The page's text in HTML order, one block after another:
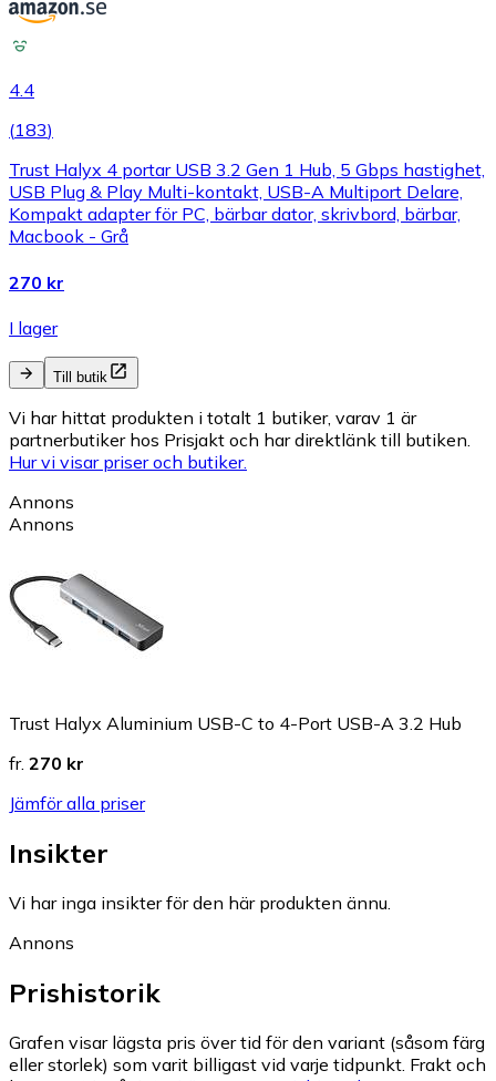
4.4
(183)
Trust Halyx 4 portar USB 3.2 Gen 1 Hub, 5 Gbps hastighet,
USB Plug & Play Multi-kontakt, USB-A Multiport Delare,
Kompakt adapter för PC, bärbar dator, skrivbord, bärbar,
Macbook - Grå
270 kr
I lager
Till butik
Vi har hittat produkten i totalt 1 butiker, varav 1 är
partnerbutiker hos Prisjakt och har direktlänk till butiken.
Hur vi visar priser och butiker.
Annons
Annons
Trust Halyx Aluminium USB-C to 4-Port USB-A 3.2 Hub
fr. 270 kr
Jämför alla priser
Insikter
Vi har inga insikter för den här produkten ännu.
Annons
Prishistorik
Grafen visar lägsta pris över tid för den variant (såsom färg
eller storlek) som varit billigast vid varje tidpunkt. Frakt och